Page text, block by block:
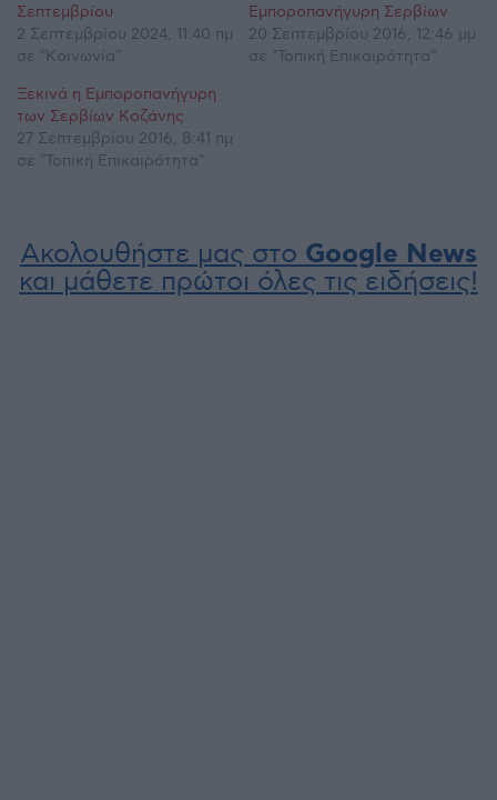
Σεπτεμβρίου
2 Σεπτεμβρίου 2024, 11:40 πμ
σε "Κοινωνία"
Εμποροπανήγυρη Σερβίων
20 Σεπτεμβρίου 2016, 12:46 μμ
σε "Τοπική Επικαιρότητα"
Ξεκινά η Εμποροπανήγυρη
των Σερβίων Κοζάνης
27 Σεπτεμβρίου 2016, 8:41 πμ
σε "Τοπική Επικαιρότητα"
Ακολουθήστε μας στο Google News
και μάθετε πρώτοι όλες τις ειδήσεις!